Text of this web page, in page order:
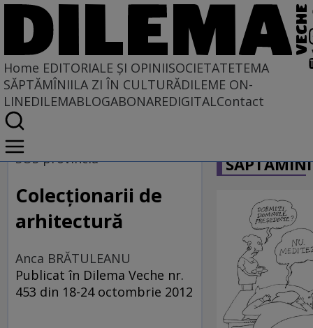
Home EDITORIALE ȘI OPINIISOCIETATETEMA
SĂPTĂMÎNIILA ZI ÎN CULTURĂDILEME ON-
LINEDILEMABLOGABONAREDIGITALContact
Home
EDITORIALE ȘI OPINII
BORDEIE ȘI OBICEIE
SOS provincia
Colecţionarii de
arhitectură
Anca BRĂTULEANU
Publicat în Dilema Veche nr.
453 din 18-24 octombrie 2012